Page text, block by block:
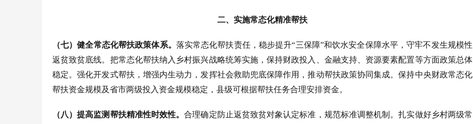
二、实施常态化精准帮扶
（七）健全常态化帮扶政策体系。 落实常态化帮扶责任，稳步提升“三保障”和饮水安全保障水平，守牢不发生规模性
返贫致贫底线。把常态化帮扶纳入乡村振兴战略统筹实施，保持财政投入、金融支持、资源要素配置等方面政策总体
稳定。强化开发式帮扶，增强内生动力，发挥社会救助兜底保障作用，推动帮扶政策协同集成。保持中央财政常态化
帮扶资金规模及省市两级投入资金规模稳定，县级可根据帮扶任务合理安排资金。
（八）提高监测帮扶精准性时效性。合理确定防止返贫致贫对象认定标准，规范标准调整机制。扎实做好乡村两级常